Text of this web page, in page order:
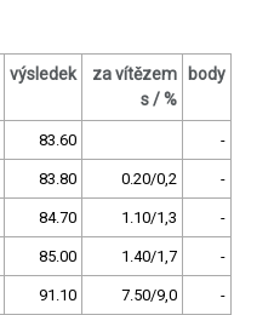
výsledek
za vítězem
s / %
body
83.60 -
83.80 0.20/0,2 -
84.70 1.10/1,3 -
85.00 1.40/1,7 -
91.10 7.50/9,0 -